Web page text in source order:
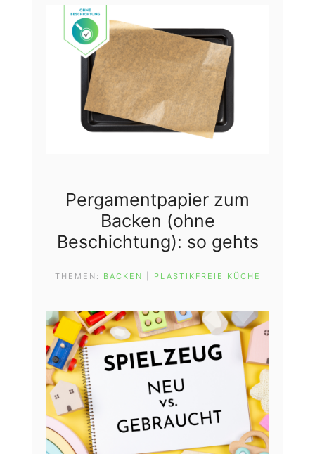
Pergamentpapier zum
Backen (ohne
Beschichtung): so gehts
THEMEN: BACKEN PLASTIKFREIE KÜCHE